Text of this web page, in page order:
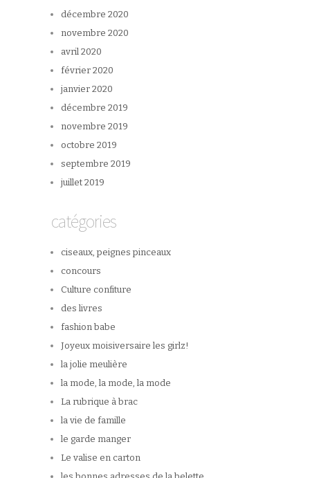
décembre 2020
novembre 2020
avril 2020
février 2020
janvier 2020
décembre 2019
novembre 2019
octobre 2019
septembre 2019
juillet 2019
catégories
ciseaux, peignes pinceaux
concours
Culture confiture
des livres
fashion babe
Joyeux moisiversaire les girlz!
la jolie meulière
la mode, la mode, la mode
La rubrique à brac
la vie de famille
le garde manger
Le valise en carton